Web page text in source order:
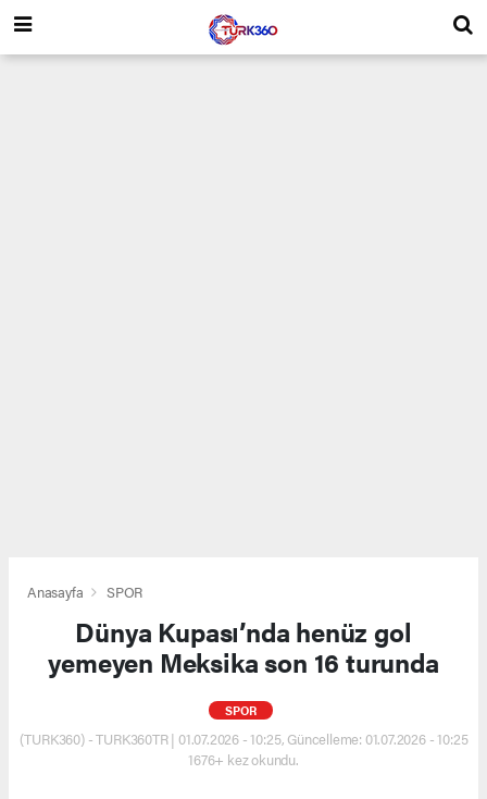
Anasayfa SPOR
Dünya Kupası’nda henüz gol
yemeyen Meksika son 16 turunda
SPOR
(TURK360) - TURK360TR | 01.07.2026 - 10:25, Güncelleme: 01.07.2026 - 10:25
1676+ kez okundu.